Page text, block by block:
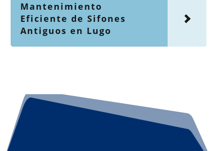
Mantenimiento
Eficiente de Sifones
Antiguos en Lugo